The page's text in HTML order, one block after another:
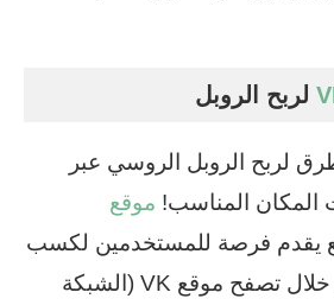
لربح الروبل
لربح الروبل الروسي عبر
المكان المناسب! موقع
يقدم فرصة للمستخدمين لكسب
الروبل الروسي من خلال تصفح موقع VK (الشبكة